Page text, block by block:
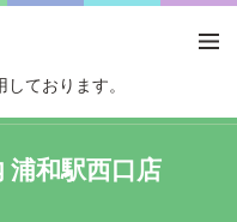
ております。
さいたま市浦和区
浦和駅西口店